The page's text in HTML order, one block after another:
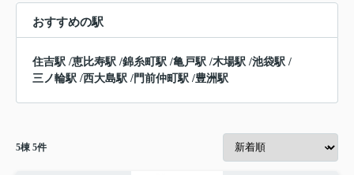
おすすめの駅
住吉駅 /恵比寿駅 /錦糸町駅 /亀戸駅 /木場駅 /池袋駅 /
三ノ輪駅 /西大島駅 /門前仲町駅 /豊洲駅
5棟 5件